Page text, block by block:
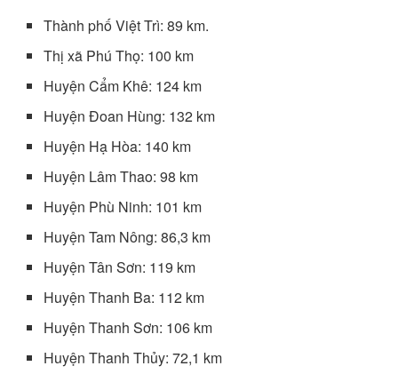
Thành phố Việt Trì: 89 km.
Thị xã Phú Thọ: 100 km
Huyện Cẩm Khê: 124 km
Huyện Đoan Hùng: 132 km
Huyện Hạ Hòa: 140 km
Huyện Lâm Thao: 98 km
Huyện Phù Ninh: 101 km
Huyện Tam Nông: 86,3 km
Huyện Tân Sơn: 119 km
Huyện Thanh Ba: 112 km
Huyện Thanh Sơn: 106 km
Huyện Thanh Thủy: 72,1 km